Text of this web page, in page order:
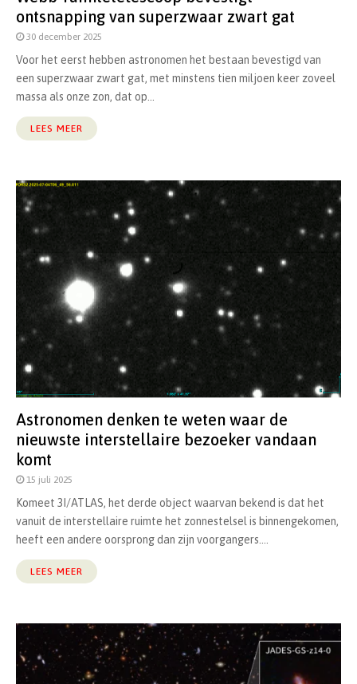
ontsnapping van superzwaar zwart gat
30 december 2025
Voor het eerst hebben astronomen het bestaan bevestigd van
een superzwaar zwart gat, met minstens tien miljoen keer zoveel
massa als onze zon, dat op...
LEES MEER
Astronomen denken te weten waar de
nieuwste interstellaire bezoeker vandaan
komt
15 juli 2025
Komeet 3I/ATLAS, het derde object waarvan bekend is dat het
vanuit de interstellaire ruimte het zonnestelsel is binnengekomen,
heeft een andere oorsprong dan zijn voorgangers....
LEES MEER